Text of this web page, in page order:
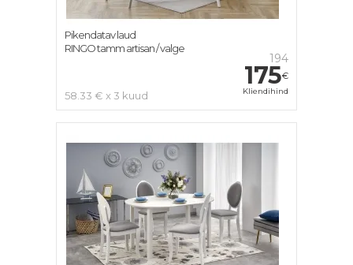
194
175€
Kliendihind
58.33 € x 3 kuud
Pikendatav laud
RINGO tamm artisan / valge